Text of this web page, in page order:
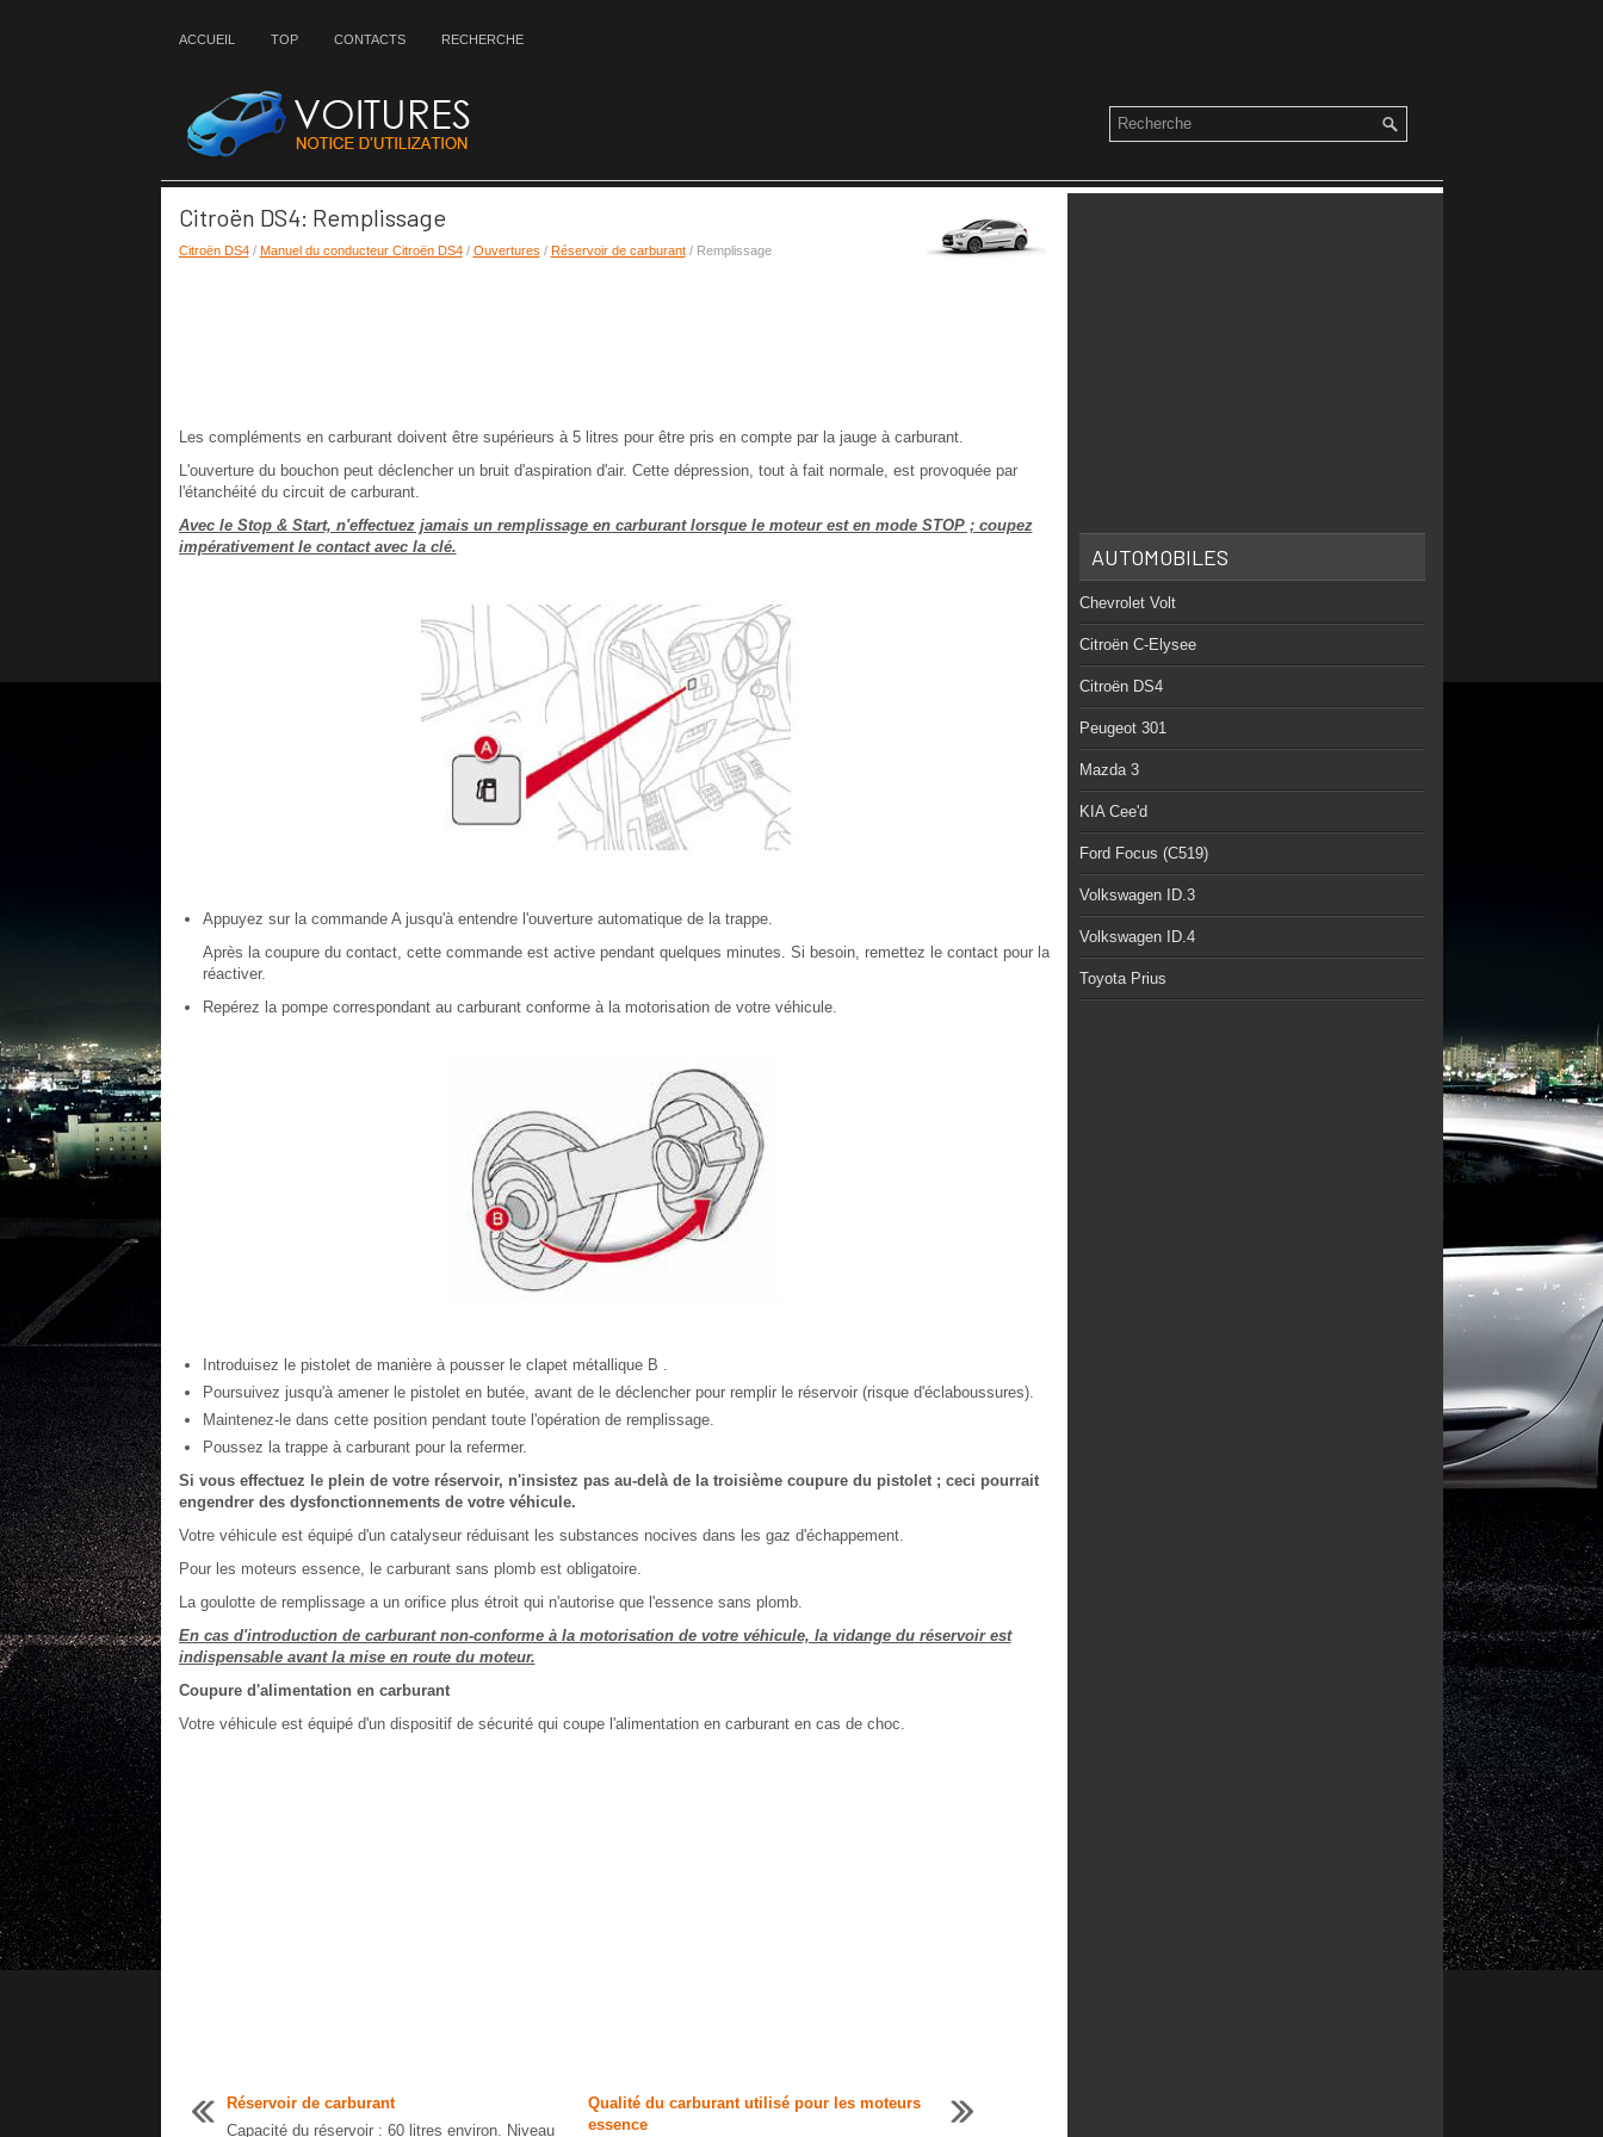
ACCUEIL TOP CONTACTS RECHERCHE
Citroën DS4: Remplissage
Citroën DS4/ Manuel du conducteur Citroën DS4/ Ouvertures / Réservoir de carburant/ Remplissage
Les compléments en carburant doivent être supérieurs à 5 litres pour être pris en compte par la jauge à carburant.
L'ouverture du bouchon peut déclencher un bruit d'aspiration d'air. Cette dépression, tout à fait normale, est provoquée par
l'étanchéité du circuit de carburant.
Avec le Stop & Start, n'effectuez jamais un remplissage en carburant lorsque le moteur est en mode STOP ; coupez
impérativement le contact avec la clé.
Appuyez sur la commande A jusqu'à entendre l'ouverture automatique de la trappe.
Après la coupure du contact, cette commande est active pendant quelques minutes. Si besoin, remettez le contact pour la
réactiver.
Repérez la pompe correspondant au carburant conforme à la motorisation de votre véhicule.
Introduisez le pistolet de manière à pousser le clapet métallique B .
Poursuivez jusqu'à amener le pistolet en butée, avant de le déclencher pour remplir le réservoir (risque d'éclaboussures).
Maintenez-le dans cette position pendant toute l'opération de remplissage.
Poussez la trappe à carburant pour la refermer.
Si vous effectuez le plein de votre réservoir, n'insistez pas au-delà de la troisième coupure du pistolet ; ceci pourrait
engendrer des dysfonctionnements de votre véhicule.
Votre véhicule est équipé d'un catalyseur réduisant les substances nocives dans les gaz d'échappement.
Pour les moteurs essence, le carburant sans plomb est obligatoire.
La goulotte de remplissage a un orifice plus étroit qui n'autorise que l'essence sans plomb.
En cas d'introduction de carburant non-conforme à la motorisation de votre véhicule, la vidange du réservoir est
indispensable avant la mise en route du moteur.
Coupure d'alimentation en carburant
Votre véhicule est équipé d'un dispositif de sécurité qui coupe l'alimentation en carburant en cas de choc.
Réservoir de carburant
Capacité du réservoir : 60 litres environ. Niveau
Qualité du carburant utilisé pour les moteurs
essence
AUTOMOBILES
Chevrolet Volt
Citroën C-Elysee
Citroën DS4
Peugeot 301
Mazda 3
KIA Cee'd
Ford Focus (C519)
Volkswagen ID.3
Volkswagen ID.4
Toyota Prius